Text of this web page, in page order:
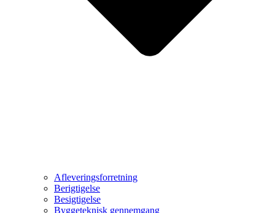
Afleveringsforretning
Berigtigelse
Besigtigelse
Byggeteknisk gennemgang